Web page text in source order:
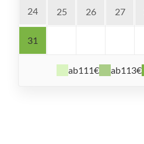
24 25 26 27
31
ab111€ ab113€